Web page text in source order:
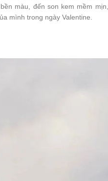
màu, đến son kem mềm
mình trong ngày Valentine.